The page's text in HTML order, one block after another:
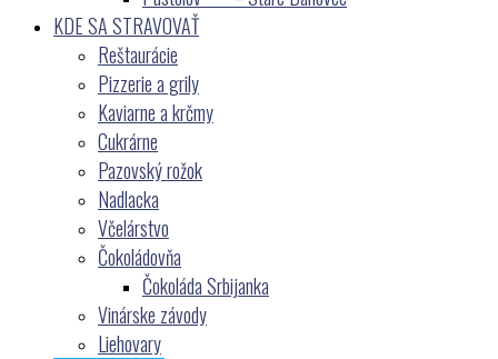
KDE SA STRAVOVAŤ
Reštaurácie
Pizzerie a grily
Kaviarne a krčmy
Cukrárne
Pazovský rožok
Nadlacka
Včelárstvo
Čokoládovňa
Čokoláda Srbijanka
Vinárske závody
Liehovary